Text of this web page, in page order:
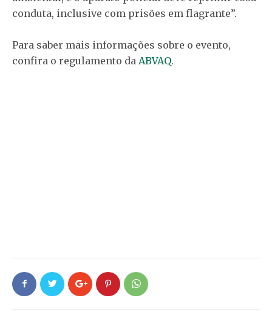
conduta, inclusive com prisões em flagrante”.
Para saber mais informações sobre o evento,
confira o regulamento da ABVAQ.